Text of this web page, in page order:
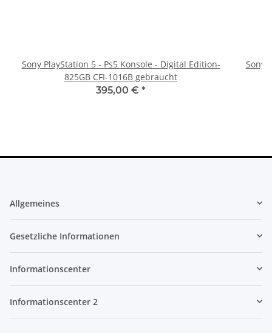
Sony PlayStation 5 - Ps5 Konsole - Digital Edition-
825GB CFI-1016B gebraucht
395,00 € *
Sony
Allgemeines
Gesetzliche Informationen
Informationscenter
Informationscenter 2